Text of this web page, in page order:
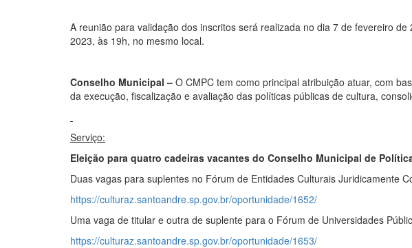
A reunião para validação dos inscritos será realizada no dia 7 de fevereiro
2023, às 19h, no mesmo local.
Conselho Municipal – O CMPC tem como principal atribuição atuar, com
da execução, fiscalização e avaliação das políticas públicas de cultura,
Serviço:
Eleição para quatro cadeiras vacantes do Conselho Municipal de
Duas vagas para suplentes no Fórum de Entidades Culturais Juridicamente
https://culturaz.santoandre.sp.gov.br/oportunidade/1652/
Uma vaga de titular e outra de suplente para o Fórum de Universidades
https://culturaz.santoandre.sp.gov.br/oportunidade/1653/